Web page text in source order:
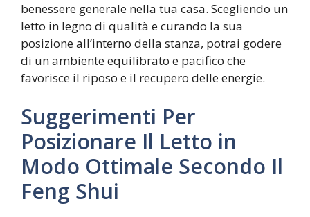
benessere generale nella tua casa. Scegliendo un
letto in legno di qualità e curando la sua
posizione all’interno della stanza, potrai godere
di un ambiente equilibrato e pacifico che
favorisce il riposo e il recupero delle energie.
Suggerimenti Per
Posizionare Il Letto in
Modo Ottimale Secondo Il
Feng Shui